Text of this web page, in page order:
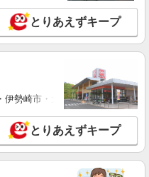
とりあえずキープ
勢崎市・太田市・館林市・藤
とりあえずキープ